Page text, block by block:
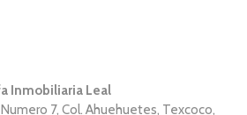
Inmobiliaria Leal
7, Col. Ahuehuetes, Texcoco,